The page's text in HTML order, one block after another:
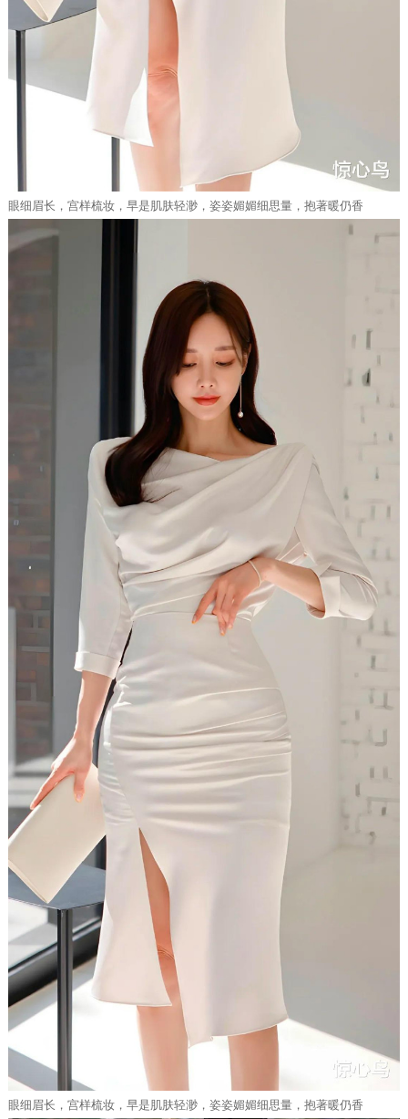
眼细眉长，宫样梳妆，早是肌肤轻渺，姿姿媚媚细思量，抱著暖仍香
眼细眉长，宫样梳妆，早是肌肤轻渺，姿姿媚媚细思量，抱著暖仍香